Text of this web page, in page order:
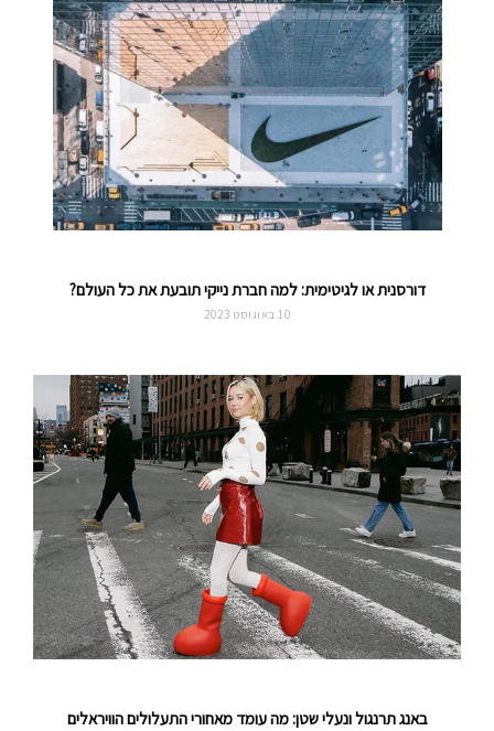
דורסנית או לגיטימית: למה חברת נייקי תובעת את כל העולם?
10 באוגוסט 2023
באנג תרנגול ונעלי שטן: מה עומד מאחורי התעלולים הוויראלים